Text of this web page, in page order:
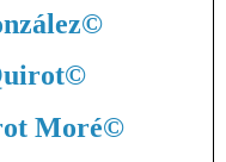
©
©
Moré©